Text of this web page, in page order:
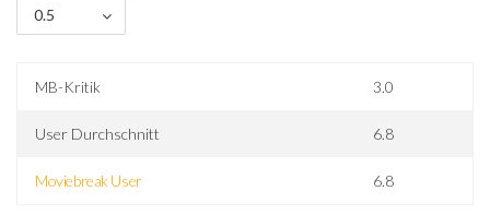
0.5
MB-Kritik 3.0
User Durchschnitt 6.8
Moviebreak User 6.8